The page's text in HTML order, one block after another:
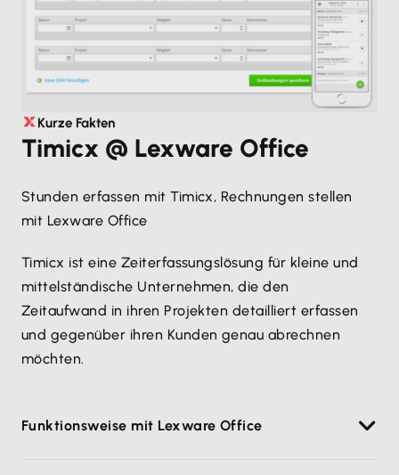
Kurze Fakten
Timicx @ Lexware Office
Stunden erfassen mit Timicx, Rechnungen stellen
mit Lexware Office
Timicx ist eine Zeiterfassungslösung für kleine und
mittelständische Unternehmen, die den
Zeitaufwand in ihren Projekten detailliert erfassen
und gegenüber ihren Kunden genau abrechnen
möchten.
Funktionsweise mit Lexware Office